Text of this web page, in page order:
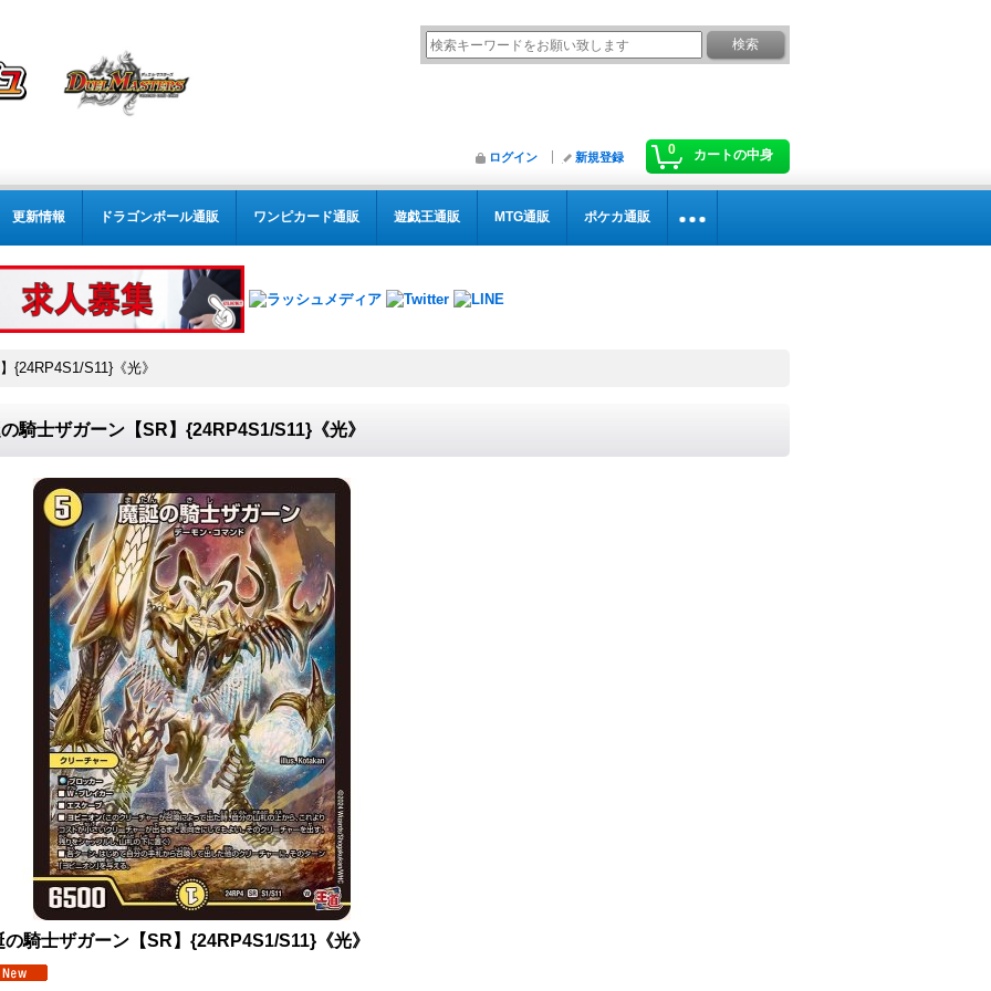
0 カートの中身
ログイン 新規登録
更新情報 ドラゴンボール通販 ワンピカード通販 遊戯王通販 MTG通販 ポケカ通販
{24RP4S1/S11}《光》
騎士ザガーン【SR】{24RP4S1/S11}《光》
の騎士ザガーン【SR】{24RP4S1/S11}《光》